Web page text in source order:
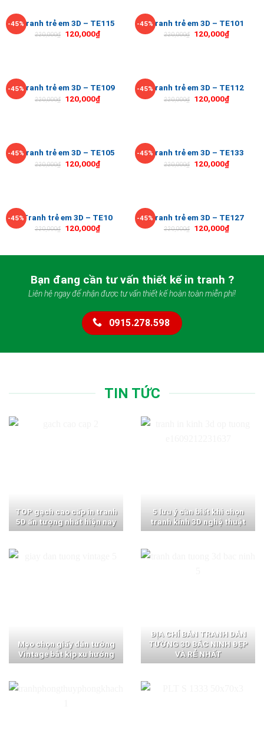
-45%Tranh trẻ em 3D – TE115
220,000₫ 120,000₫
-45%Tranh trẻ em 3D – TE101
220,000₫ 120,000₫
-45%Tranh trẻ em 3D – TE109
220,000₫ 120,000₫
-45%Tranh trẻ em 3D – TE112
220,000₫ 120,000₫
-45%Tranh trẻ em 3D – TE105
220,000₫ 120,000₫
-45%Tranh trẻ em 3D – TE133
220,000₫ 120,000₫
-45%Tranh trẻ em 3D – TE10
220,000₫ 120,000₫
-45%Tranh trẻ em 3D – TE127
220,000₫ 120,000₫
Bạn đang cần tư vấn thiết kế in tranh ?
Liên hệ ngay để nhận được tư vấn thiết kế hoàn toàn miễn phí!
0915.278.598
TIN TỨC
TOP gạch cao cấp in tranh
5D ấn tượng nhất hiện nay
5 lưu ý cần biết khi chọn
tranh kính 3D nghệ thuật
Mẹo chọn giấy dán tường
Vintage bắt kịp xu hướng
ĐỊA CHỈ BÁN TRANH DÁN
TƯỜNG 3D BẮC NINH ĐẸP
VÀ RẺ NHẤT